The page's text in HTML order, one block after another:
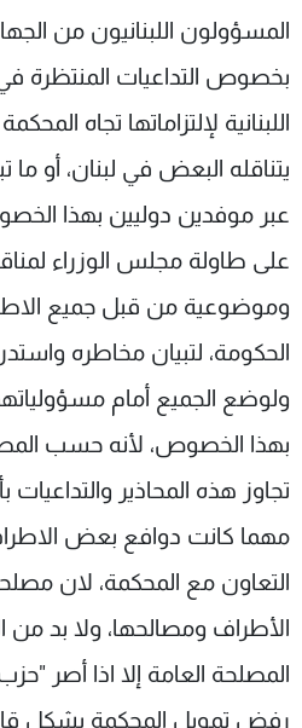
المسؤولون اللبنانيون من
بخصوص التداعيات المنتظرة
اللبنانية لإلتزاماتها تجاه
يتناقله البعض في لبنان، أو ما
عبر موفدين دوليين بهذا
على طاولة مجلس الوزراء
وموضوعية من قبل جميع
الحكومة، لتبيان مخاطره
ولوضع الجميع أمام
بهذا الخصوص، لأنه حسب
تجاوز هذه المحاذير
مهما كانت دوافع بعض
التعاون مع المحكمة، لان
الأطراف ومصالحها، ولا بد من
المصلحة العامة إلا اذا أصر
رفض تمويل المحكمة بشكل